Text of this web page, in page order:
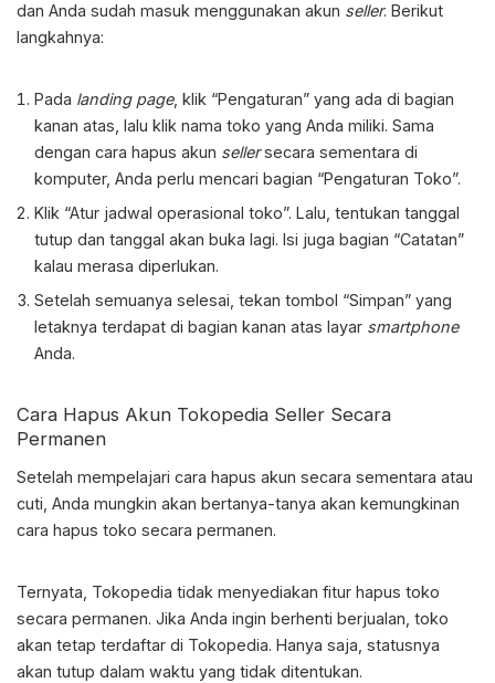
dan Anda sudah masuk menggunakan akun seller. Berikut
langkahnya:
Pada landing page, klik “Pengaturan” yang ada di bagian
kanan atas, lalu klik nama toko yang Anda miliki. Sama
dengan cara hapus akun sellersecara sementara di
komputer, Anda perlu mencari bagian “Pengaturan Toko”.
Klik “Atur jadwal operasional toko”. Lalu, tentukan tanggal
tutup dan tanggal akan buka lagi. Isi juga bagian “Catatan”
kalau merasa diperlukan.
Setelah semuanya selesai, tekan tombol “Simpan” yang
letaknya terdapat di bagian kanan atas layar smartphone
Anda.
Cara Hapus Akun Tokopedia Seller Secara
Permanen
Setelah mempelajari cara hapus akun secara sementara atau
cuti, Anda mungkin akan bertanya-tanya akan kemungkinan
cara hapus toko secara permanen.
Ternyata, Tokopedia tidak menyediakan fitur hapus toko
secara permanen. Jika Anda ingin berhenti berjualan, toko
akan tetap terdaftar di Tokopedia. Hanya saja, statusnya
akan tutup dalam waktu yang tidak ditentukan.